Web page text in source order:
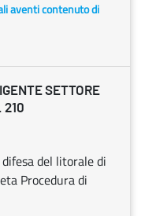
aventi contenuto di
SETTORE
210
del litorale di
Procedura di